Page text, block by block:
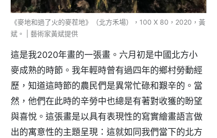
《麥地和過了火的麥茬地》（北方禾場），100 X 80，2020，黃
斌。 | 藝術家黃斌提供
這是我2020年畫的一張畫。六月初是中國北方小
麥成熟的時節。我年輕時曾有過四年的鄉村勞動經
歷，知道這時節的農民們是異常忙碌和艱辛的。當
然，他們在此時的辛勞中也總是有著對收獲的盼望
與喜悅。這張畫是以具有表現性的寫實繪畫語言做
出的寓意性的主題呈現：這就如同我們當下的北方